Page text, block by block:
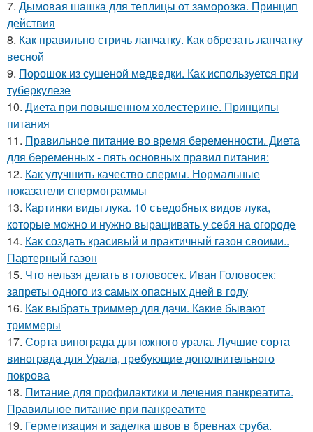
7. Дымовая шашка для теплицы от заморозка. Принцип
действия
8. Как правильно стричь лапчатку. Как обрезать лапчатку
весной
9. Порошок из сушеной медведки. Как используется при
туберкулезе
10. Диета при повышенном холестерине. Принципы
питания
11. Правильное питание во время беременности. Диета
для беременных - пять основных правил питания:
12. Как улучшить качество спермы. Нормальные
показатели спермограммы
13. Картинки виды лука. 10 съедобных видов лука,
которые можно и нужно выращивать у себя на огороде
14. Как создать красивый и практичный газон своими..
Партерный газон
15. Что нельзя делать в головосек. Иван Головосек:
запреты одного из самых опасных дней в году
16. Как выбрать триммер для дачи. Какие бывают
триммеры
17. Сорта винограда для южного урала. Лучшие сорта
винограда для Урала, требующие дополнительного
покрова
18. Питание для профилактики и лечения панкреатита.
Правильное питание при панкреатите
19. Герметизация и заделка швов в бревнах сруба.